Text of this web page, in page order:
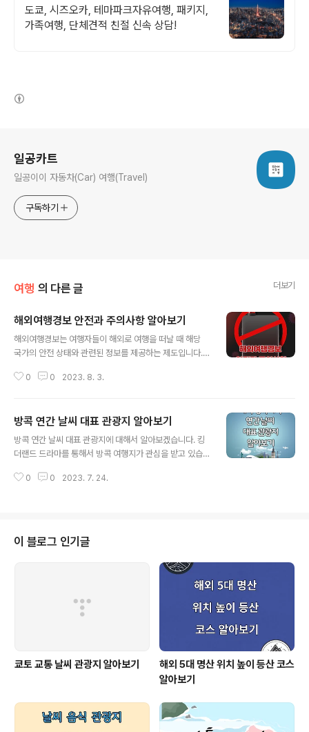
식예약 인증센터
도쿄, 시즈오카, 테마파크자유여행, 패키지,
가족여행, 단체견적 친절 신속 상담!
일공카트
일공이이 자동차(Car) 여행(Travel)
구독하기
여행 의 다른 글 더보기
해외여행경보 안전과 주의사항 알아보기
해외여행경보는 여행자들이 해외로 여행을 떠날 때 해당
국가의 안전 상태와 관련된 정보를 제공하는 제도입니다.
행을 즐기기 위한 주의사항을 제공합니다. 목차 해외여행
보란 무엇인가? 해외여행경보는 각국 정부가 여행자들에
게 여행 중의 안전 상태를 알려주기 위해 발령하는 경보 체
계입니다. 주로 위험도에 따라 다양한 단계로 분류되며, 여
적이 있습니다. 등급 분류와 의미 해외여행경보는 보통 "여
0 0 2023. 8. 3.
방콕 연간 날씨 대표 관광지 알아보기
방콕 연간 날씨 대표 관광지에 대해서 알아보겠습니다. 킹
더랜드 드라마를 통해서 방콕 여행지가 관심을 받고 있습
리나라 관광객도 연간 80만 명 정도 방문한다고 합니다.
로, 기온은 평균적으로 35°C 정도에 이릅니다. 습도가 상
당히 높아져 더위를 더 심하게 느끼게 됩니다. 이 기간 동안
강수량은 비교적 적고 대체적으로 맑은 날씨가 지속되지
만, 가끔씩 소나기가 발생하기도 합니다. 봄은 태국의 신년
인 송크란(태국어로 "소크란") 축제가 있어서, 물놀이와 물
뿌리개 행사로 유명합니..
0 0 2023. 7. 24.
이 블로그 인기글
쿄토 교통 날씨 관광지 알아보기
해외 5대 명산 위치 높이 등산 코스
알아보기